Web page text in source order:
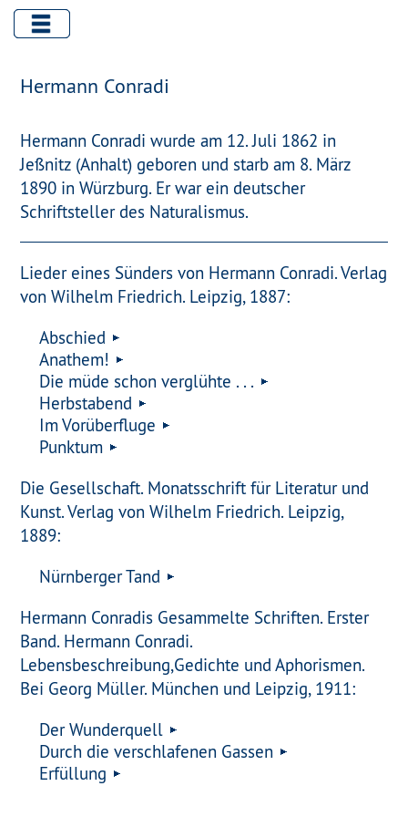
Hermann Conradi
Hermann Conradi wurde am 12. Juli 1862 in
Jeßnitz (Anhalt) geboren und starb am 8. März
1890 in Würzburg. Er war ein deutscher
Schriftsteller des Naturalismus.
Lieder eines Sünders von Hermann Conradi. Verlag
von Wilhelm Friedrich. Leipzig, 1887:
Abschied
Anathem!
Die müde schon verglühte . . .
Herbstabend
Im Vorüberfluge
Punktum
Die Gesellschaft. Monatsschrift für Literatur und
Kunst. Verlag von Wilhelm Friedrich. Leipzig,
1889:
Nürnberger Tand
Hermann Conradis Gesammelte Schriften. Erster
Band. Hermann Conradi.
Lebensbeschreibung,Gedichte und Aphorismen.
Bei Georg Müller. München und Leipzig, 1911:
Der Wunderquell
Durch die verschlafenen Gassen
Erfüllung